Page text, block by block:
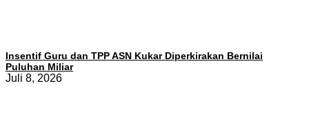
Insentif Guru dan TPP ASN Kukar Diperkirakan Bernilai
Puluhan Miliar
Juli 8, 2026